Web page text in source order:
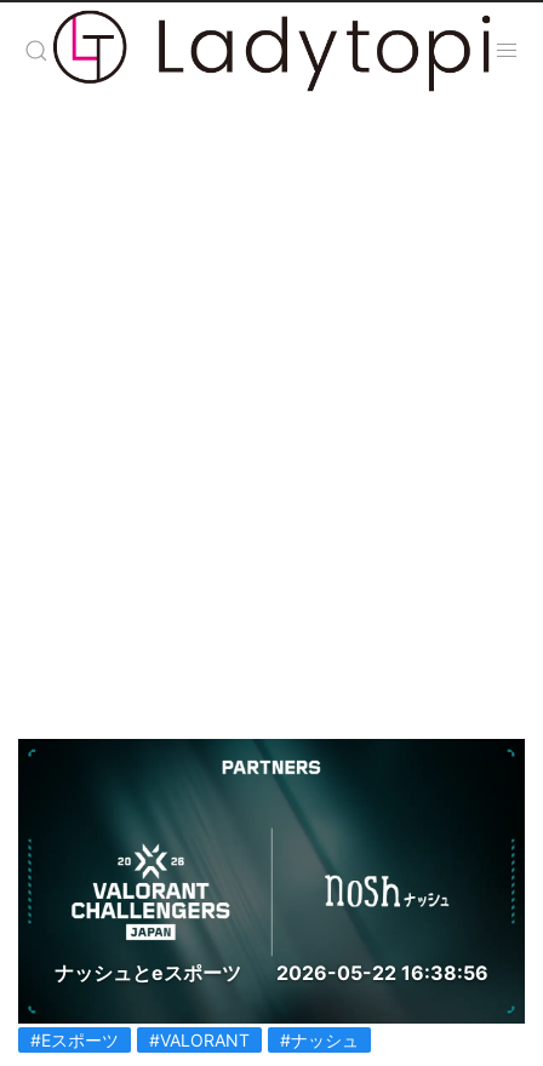
ナッシュとeスポーツ 2026-05-22 16:38:56
#Eスポーツ #VALORANT #ナッシュ